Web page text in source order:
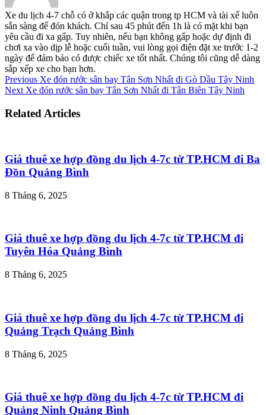
Xe du lịch 4-7 chỗ có ở khắp các quận trong tp HCM và tài xế luôn
sẵn sàng để đón khách. Chỉ sau 45 phút đến 1h là có mặt khi bạn
yêu cầu đi xa gấp. Tuy nhiên, nếu bạn không gấp hoặc dự định đi
chơi xa vào dịp lễ hoặc cuối tuần, vui lòng gọi điện đặt xe trước 1-2
ngày để đảm bảo có được chiếc xe tốt nhất. Chúng tôi cũng dễ dàng
sắp xếp xe cho bạn hơn.
Previous Xe đón rước sân bay Tân Sơn Nhất đi Gò Dầu Tây Ninh
Next Xe đón rước sân bay Tân Sơn Nhất đi Tân Biên Tây Ninh
Related Articles
Giá thuê xe hợp đồng du lịch 4-7c từ TP.HCM đi Ba
Đồn Quảng Bình
8 Tháng 6, 2025
Giá thuê xe hợp đồng du lịch 4-7c từ TP.HCM đi
Tuyên Hóa Quảng Bình
8 Tháng 6, 2025
Giá thuê xe hợp đồng du lịch 4-7c từ TP.HCM đi
Quảng Trạch Quảng Bình
8 Tháng 6, 2025
Giá thuê xe hợp đồng du lịch 4-7c từ TP.HCM đi
Quảng Ninh Quảng Bình